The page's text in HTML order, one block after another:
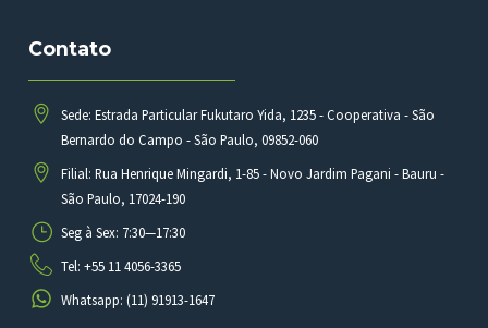
Contato
Sede: Estrada Particular Fukutaro Yida, 1235 - Cooperativa - São
Bernardo do Campo - São Paulo, 09852-060
Filial: Rua Henrique Mingardi, 1-85 - Novo Jardim Pagani - Bauru -
São Paulo, 17024-190
Seg à Sex: 7:30—17:30
Tel: +55 11 4056-3365
Whatsapp: (11) 91913-1647